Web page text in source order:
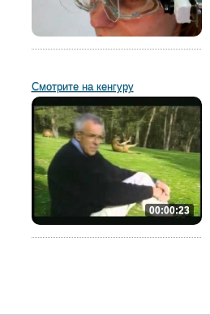
Смотрите на кенгуру
00:00:23